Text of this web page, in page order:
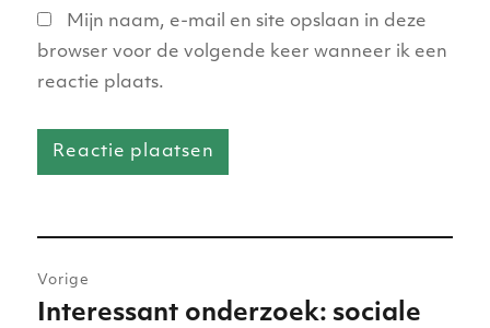
Mijn naam, e-mail en site opslaan in deze
browser voor de volgende keer wanneer ik een
reactie plaats.
navigatie
Vorige
Vorig
Interessant onderzoek: sociale